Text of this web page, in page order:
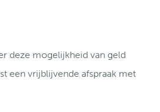
deze mogelijkheid van geld
een vrijblijvende afspraak met